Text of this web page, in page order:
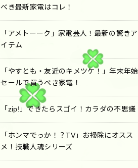
べき最新家電はコレ！
「アメトーーク」家電芸人！最新の驚きア
イテム
「やすとも・友近のキメツケ！」年末年始
セールで買うべき家電！
「zip!」できたらスゴイ！カラダの不思議
「ホンマでっか！？TV」お掃除にオスス
メ！技職人魂シリーズ